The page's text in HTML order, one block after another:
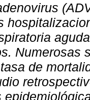
Numerosas
de